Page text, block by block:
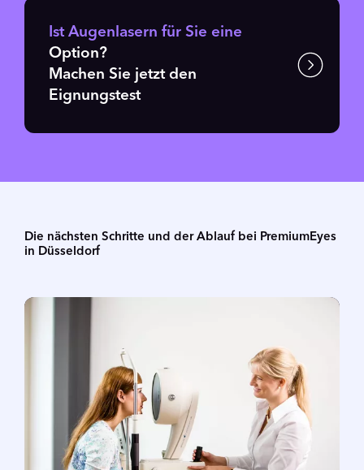
Ist Augenlasern für Sie eine
Option?
Machen Sie jetzt den
Eignungstest
Die nächsten Schritte und der Ablauf bei PremiumEyes
in Düsseldorf